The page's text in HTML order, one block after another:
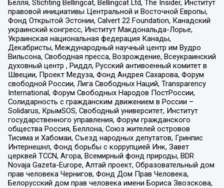
Бёлля, Stichting Bellingcat, Bellingcat Ltd, The Insider, Институт
правовой инициативы Центральной и Восточной Европы,
Фонд Открытой Эстонии, Calvert 22 Foundation, Канадский
украинский конгресс, Институт Макдональда-Лорье,
Украинская национальная федерация Канады,
Декабристы, Международный научный центр им Вудро
Вильсона, Свободная пресса, Возрождение, Всеукраинский
духовный центр , Риддл, Русский антивоенный комитет в
Швеции, Проект Медуза, Фонд Андрея Сахарова, Форум
свободной России, Лига Свободных Наций, Transparеncy
International, Форум Свободных Народов ПостРоссии,
Солидарность с гражданским движением в России –
Solidarus, КрымSOS, Свободный университет, Институт
государственного управления, Форум гражданского
общества Россия, Беллона, Союз жителей островов
Тисима и Хабомаи, Съезд народных депутатов, Гринпис
Интернешнл, Фонд борьбы с коррупцией Инк, Завет
церквей TCCN, Агора, Всемирный фонд природы, BDR
Novaja Gazeta-Europe, Алтай проект, Образовательный дом
прав человека Чернигов, Фонд Дом Прав Человека,
Белорусский дом прав человека имени Бориса Звозскова,